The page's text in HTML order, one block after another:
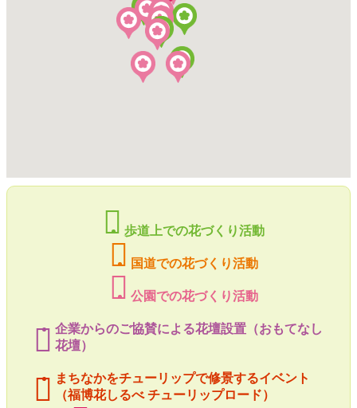
歩道上での花づくり活動
国道での花づくり活動
公園での花づくり活動
企業からのご協賛による花壇設置（おもてなし
花壇）
まちなかをチューリップで修景するイベント
（福博花しるべ チューリップロード）